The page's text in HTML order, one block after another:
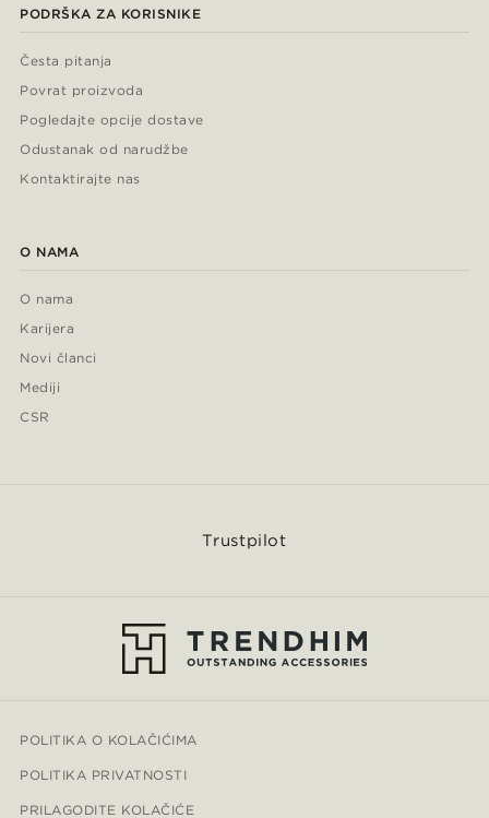
PODRŠKA ZA KORISNIKE
Česta pitanja
Povrat proizvoda
Pogledajte opcije dostave
Odustanak od narudžbe
Kontaktirajte nas
O NAMA
O nama
Karijera
Novi članci
Mediji
CSR
Trustpilot
POLITIKA O KOLAČIĆIMA
POLITIKA PRIVATNOSTI
PRILAGODITE KOLAČIĆE